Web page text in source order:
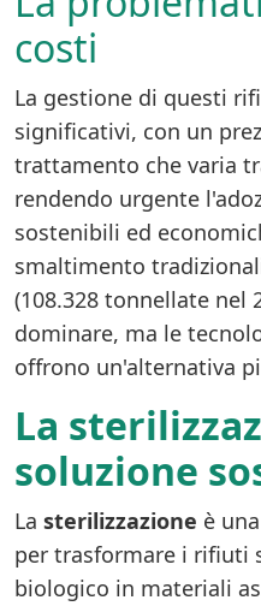
costi
La gestione di questi
significativi, con un
trattamento che varia
rendendo urgente
sostenibili ed
smaltimento
(108.328 tonnellate nel
dominare, ma le
offrono un'alternativa
La
soluzione
La sterilizzazione è
per trasformare i rifiuti
biologico in materiali